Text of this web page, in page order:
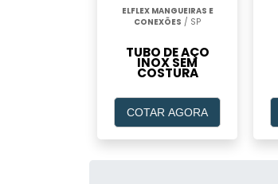
ELFLEX MANGUEIRAS E
CONEXÕES / SP
TUBO DE AÇO
INOX SEM
COSTURA
COTAR AGORA